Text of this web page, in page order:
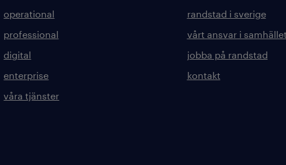
operational
professional
digital
enterprise
våra tjänster
randstad i sverige
vårt ansvar i
jobba på randstad
kontakt